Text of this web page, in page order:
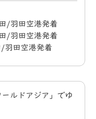
羽田空港発着
羽田空港発着
田空港発着
ルドアジア」でゆ